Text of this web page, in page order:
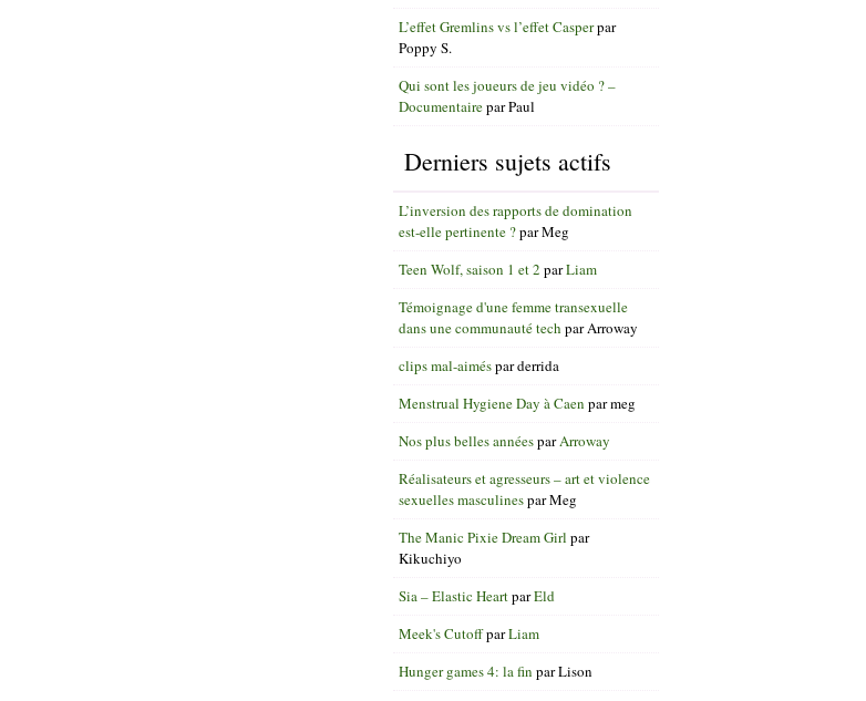
L’effet Gremlins vs l’effet Casperpar
Poppy S.
Qui sont les joueurs de jeu vidéo ? –
DocumentaireparPaul
Derniers sujets actifs
L’inversion des rapports de domination
est-elle pertinente ?parMeg
Teen Wolf, saison 1 et 2 parLiam
Témoignage d'une femme transexuelle
dans une communauté tech parArroway
clips mal-aimésparderrida
Menstrual Hygiene Day à Caen parmeg
Nos plus belles annéesparArroway
Réalisateurs et agresseurs – art et violence
sexuelles masculinesparMeg
The Manic Pixie Dream Girl par
Kikuchiyo
Sia – Elastic HeartparEld
Meek's CutoffparLiam
Hunger games 4: la fin parLison